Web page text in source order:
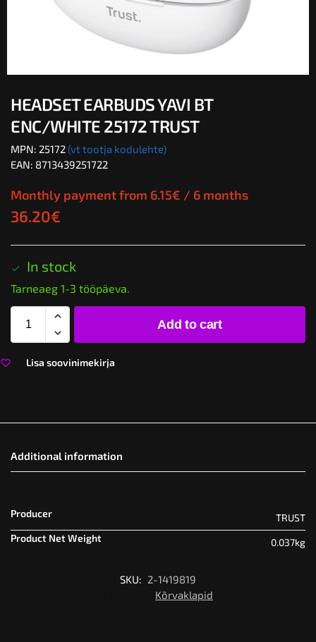
HEADSET EARBUDS YAVI BT
ENC/WHITE 25172 TRUST
MPN: 25172(vt tootja kodulehte)
EAN: 8713439251722
Monthly payment from 6.15€ / 6 months
36.20€
In stock
Tarneaeg 1-3 tööpäeva.
Add to cart
Lisa soovinimekirja
Additional information
Producer
TRUST
Product Net Weight
0.037kg
SKU: 2-1419819
Kõrvaklapid